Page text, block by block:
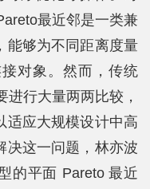
最近邻是一类兼
能够为不同距离度量
对象。然而，传统
行大量两两比较，
适应大规模设计中高
决这一问题，林亦波
的平面 Pareto 最近